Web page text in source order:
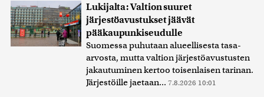
Lukijalta: Valtion suuret
järjestöavustukset jäävät
pääkaupunkiseudulle
Suomessa puhutaan alueellisesta tasa-
arvosta, mutta valtion järjestöavustusten
jakautuminen kertoo toisenlaisen tarinan.
Järjestöille jaetaan... 7.8.2026 10:01